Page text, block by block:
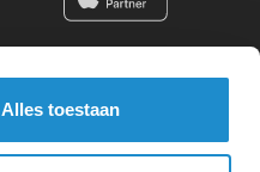
Alles toestaan